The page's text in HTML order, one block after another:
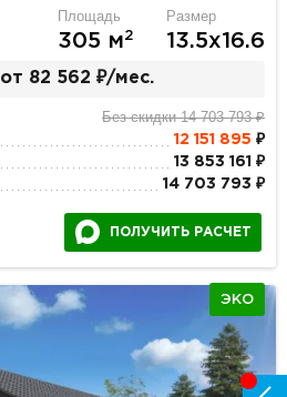
Площадь
305 м2
Размер
13.5х16.6
от 82 562 ₽/мес.
Без скидки 14 703 793 ₽
12 151 895 ₽
13 853 161 ₽
14 703 793 ₽
ПОЛУЧИТЬ РАСЧЕТ
ЭКО